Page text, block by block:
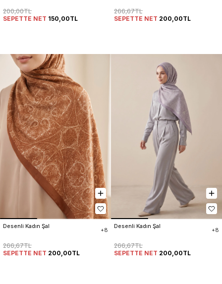
200,00TL
SEPETTE NET 150,00TL
266,67TL
SEPETTE NET 200,00TL
Desenli Kadın Şal
+8
266,67TL
SEPETTE NET 200,00TL
Desenli Kadın Şal
+8
266,67TL
SEPETTE NET 200,00TL